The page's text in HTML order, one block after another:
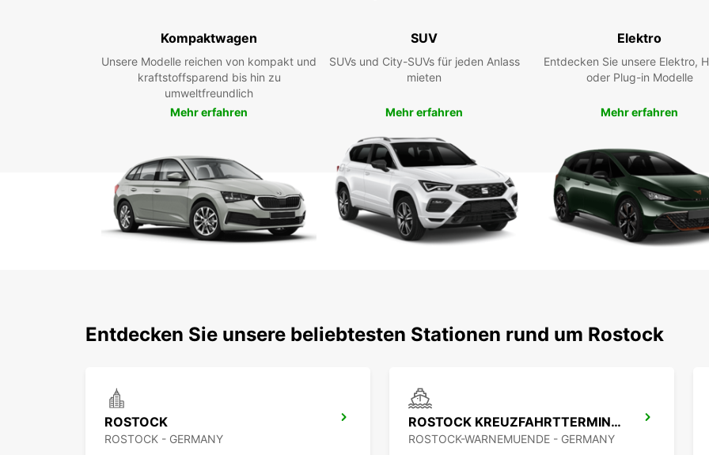
Kompaktwagen
Unsere Modelle reichen von kompakt und
kraftstoffsparend bis hin zu
umweltfreundlich
Mehr erfahren
SUV
SUVs und City-SUVs für jeden Anlass
mieten
Mehr erfahren
Elektro
Entdecken Sie unsere Elektro,
oder Plug-in Modelle
Mehr erfahren
Entdecken Sie unsere beliebtesten Stationen rund um Rostock
ROSTOCK
ROSTOCK - GERMANY
ROSTOCK KREUZFAHRTTERMINAL WARNEMÜNDE
ROSTOCK-WARNEMUENDE - GERMANY